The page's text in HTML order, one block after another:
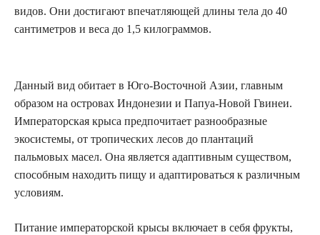
видов. Они достигают впечатляющей длины тела до 40
сантиметров и веса до 1,5 килограммов.
Данный вид обитает в Юго-Восточной Азии, главным
образом на островах Индонезии и Папуа-Новой Гвинеи.
Императорская крыса предпочитает разнообразные
экосистемы, от тропических лесов до плантаций
пальмовых масел. Она является адаптивным существом,
способным находить пищу и адаптироваться к различным
условиям.
Питание императорской крысы включает в себя фрукты,